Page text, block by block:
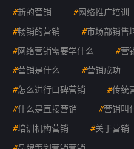
#新的营销 #网络推广培训
#畅销的营销 #市场部销售
#网络营销需要学什么 #营
#营销是什么 #营销成功
#怎么进行口碑营销 #传统
#什么是直接营销 #营销叫
#培训机构营销 #关于营销